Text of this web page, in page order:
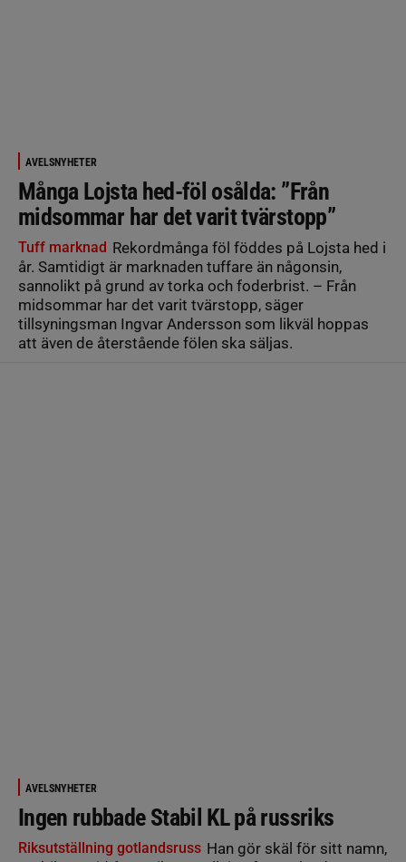
AVELSNYHETER
Många Lojsta hed-föl osålda: ”Från
midsommar har det varit tvärstopp”
Tuff marknad Rekordmånga föl föddes på Lojsta hed i
år. Samtidigt är marknaden tuffare än någonsin,
sannolikt på grund av torka och foderbrist. – Från
midsommar har det varit tvärstopp, säger
tillsyningsman Ingvar Andersson som likväl hoppas
att även de återstående fölen ska säljas.
AVELSNYHETER
Ingen rubbade Stabil KL på russriks
Riksutställning gotlandsruss Han gör skäl för sitt namn,